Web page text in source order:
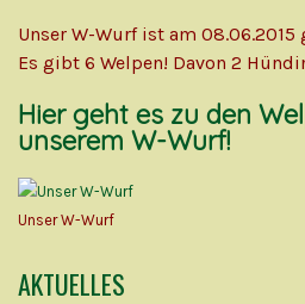
Unser W-Wurf ist am 08.06.2015
Es gibt 6 Welpen! Davon 2
Hier geht es zu den
unserem W-Wurf!
Unser W-Wurf
AKTUELLES